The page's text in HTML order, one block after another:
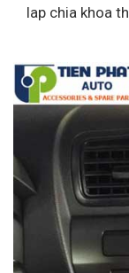
lap chia khoa